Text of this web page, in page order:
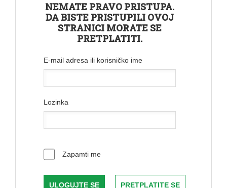
NEMATE PRAVO PRISTUPA.
DA BISTE PRISTUPILI OVOJ
STRANICI MORATE SE
PRETPLATITI.
E-mail adresa ili korisničko ime
Lozinka
Zapamti me
PRETPLATITE SE